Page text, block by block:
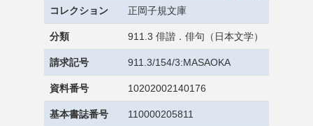
コレクション 正岡子規文庫
分類 911.3 俳諧．俳句（日本文学）
請求記号 911.3/154/3:MASAOKA
資料番号 10202002140176
基本書誌番号 110000205811